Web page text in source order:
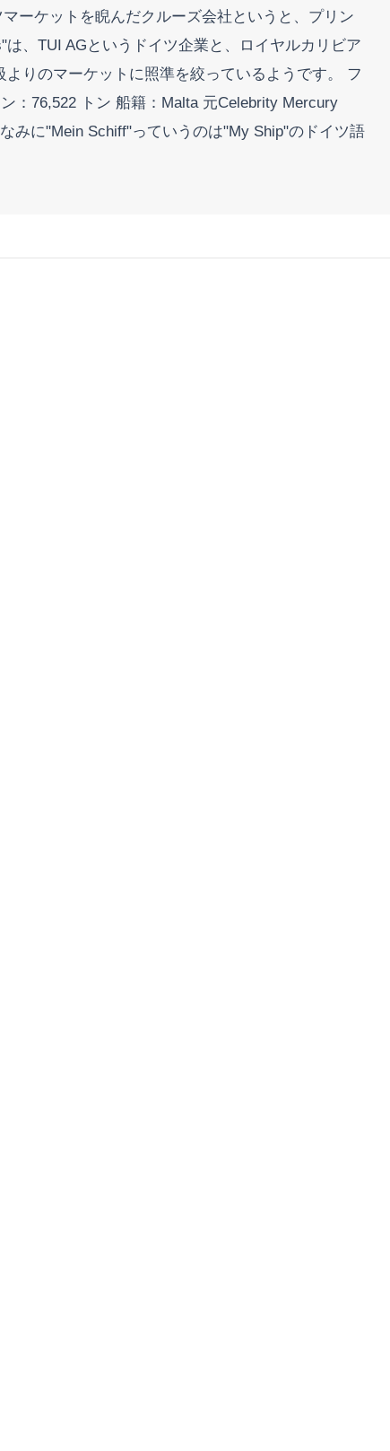
ーケットを睨んだクルーズ会社というと、プリン
、TUI AGというドイツ企業と、ロイヤルカリビア
りのマーケットに照準を絞っているようです。 フ
：76,522 トン 船籍：Malta 元Celebrity Mercury
みに"Mein Schiff"っていうのは"My Ship"のドイツ語